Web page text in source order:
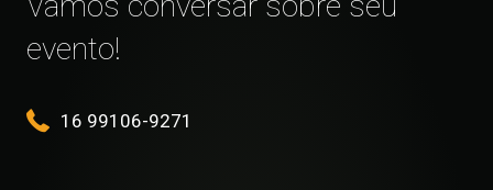
evento!
16 99106-9271